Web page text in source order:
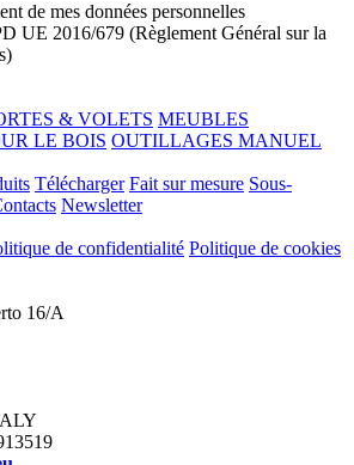
de mes données personnelles
UE 2016/679 (Règlement Général sur la
& VOLETS MEUBLES
LE BOIS OUTILLAGES MANUEL
Télécharger Fait sur mesure Sous-
Newsletter
de confidentialité Politique de cookies
16/A